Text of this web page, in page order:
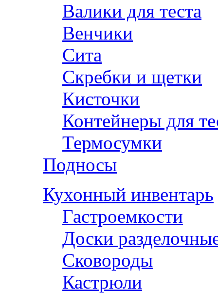
Валики для теста
Венчики
Сита
Скребки и щетки
Кисточки
Контейнеры для
Термосумки
Подносы
Кухонный инвентарь
Гастроемкости
Доски
Сковороды
Кастрюли